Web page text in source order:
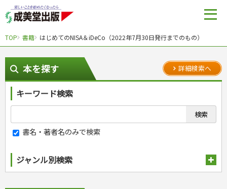
TOP 書籍 はじめてのNISA＆iDeCo（2022年7月30日発行までのもの）
本を探す 詳細検索へ
キーワード検索
書名・著者名のみで検索
ジャンル別検索